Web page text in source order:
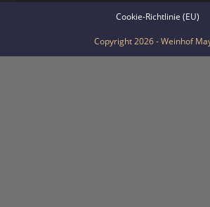
Cookie-Richtlinie (EU)
Copyright 2026 - Weinhof